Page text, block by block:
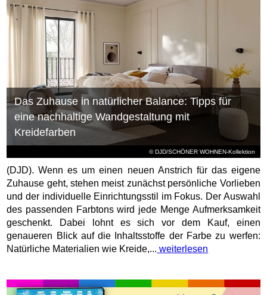
© DJD/SCHÖNER WOHNEN-Kollektion
Das Zuhause in natürlicher Balance: Tipps für
eine nachhaltige Wandgestaltung mit
Kreidefarben
(DJD). Wenn es um einen neuen Anstrich für das eigene
Zuhause geht, stehen meist zunächst persönliche Vorlieben
und der individuelle Einrichtungsstil im Fokus. Der Auswahl
des passenden Farbtons wird jede Menge Aufmerksamkeit
geschenkt. Dabei lohnt es sich vor dem Kauf, einen
genaueren Blick auf die Inhaltsstoffe der Farbe zu werfen:
Natürliche Materialien wie Kreide,... weiterlesen